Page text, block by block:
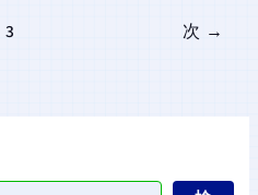
3 次 →